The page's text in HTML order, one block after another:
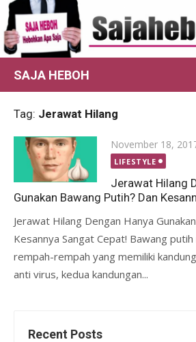
Skip
to
content
SAJA HEBOH
Tag: Jerawat Hilang
Posted
on
November 18,
LIFESTYLE
Jerawat Hilang
Gunakan Bawang Putih? Dan
Jerawat Hilang Dengan Hanya
Kesannya Sangat Cepat! Bawang
rempah-rempah yang memiliki
anti virus, kedua kandungan...
Recent Posts